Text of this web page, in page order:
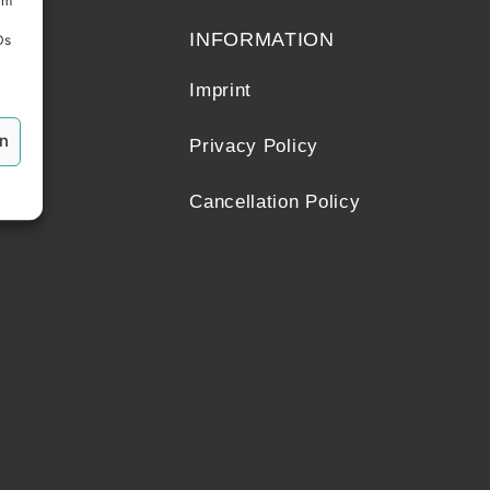
INFORMATION
Imprint
Privacy Policy
Cancellation Policy